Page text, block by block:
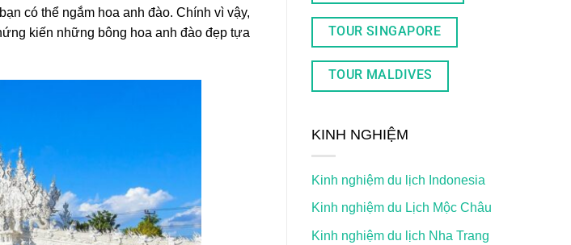
có thể ngắm hoa anh đào. Chính vì vậy,
kiến những bông hoa anh đào đẹp tựa
TOUR SINGAPORE
TOUR MALDIVES
KINH NGHIỆM
Kinh nghiệm du lịch Indonesia
Kinh nghiệm du Lịch Mộc Châu
Kinh nghiệm du lịch Nha Trang